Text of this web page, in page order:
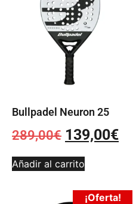
Bullpadel Neuron 25
289,00€ 139,00€
Añadir al carrito
¡Oferta!